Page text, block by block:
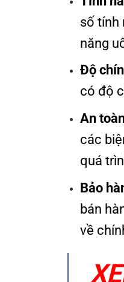
số tính
năng
Độ
có độ
An
các
quá
Bảo
bán
về